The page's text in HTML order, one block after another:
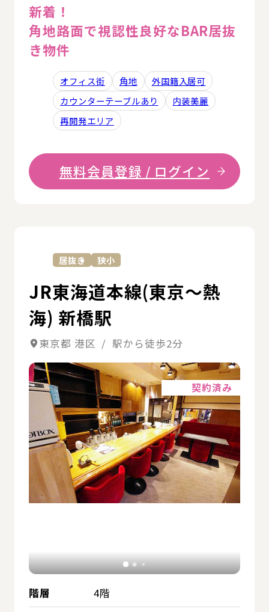
新着！
角地路面で視認性良好なBAR居抜
き物件
オフィス街 角地
外国籍入居可
カウンターテーブルあり
内装美麗
再開発エリア
無料会員登録 / ログイン
居抜き 狭小
JR東海道本線(東京～熱
海) 新橋駅
東京都 港区 / 駅から徒歩2分
契約済み
階層
4階